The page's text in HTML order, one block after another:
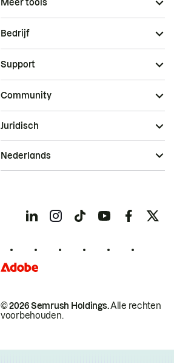
Meer tools
Bedrijf
Support
Community
© 2026 Semrush Holdings.Alle rechten
voorbehouden.
Juridisch
Nederlands